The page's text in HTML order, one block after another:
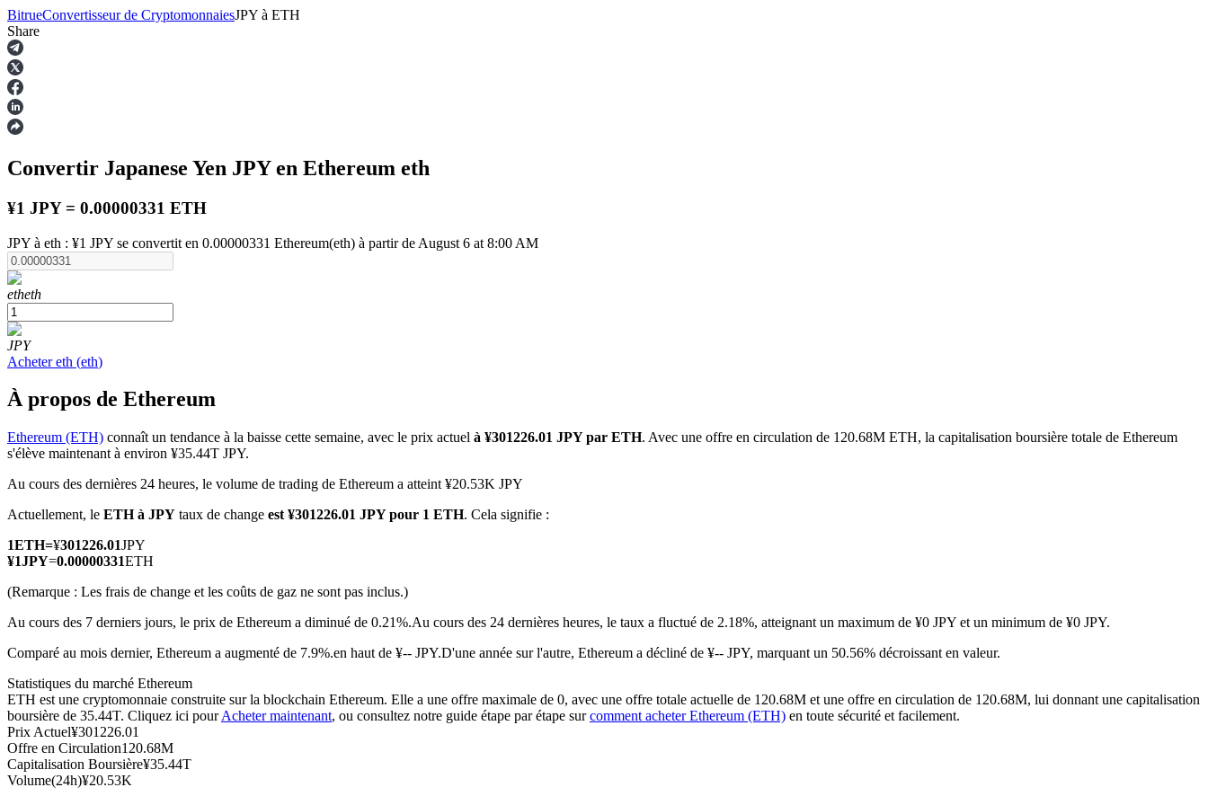
Contrats à terme
Futures USDT
Futures utilisant l'USDT comme garantie
Futures COIN-M
Contrats à terme sur crypto-monnaie
BitrueConvertisseur de CryptomonnaiesJPY à ETH
Share
Convertir Japanese Yen JPYen Ethereum eth
¥1 JPY = 0.00000331 ETH
JPY à eth : ¥1 JPY se convertit en 0.00000331 Ethereum(eth) à partir de August 6 at 8:00 AM
etheth
JPY
Acheter eth (eth)
À propos de Ethereum
Ethereum (ETH) connaît un tendance à la baisse cette semaine, avec le prix actuel à ¥301226.01 JPY par ETH. Avec une offre en circulation de 120.68M ETH, la capitalisation boursière totale de Ethereum
s'élève maintenant à environ ¥35.44T JPY.
Au cours des dernières 24 heures, le volume de trading de Ethereum a atteint ¥20.53K JPY
Actuellement, le ETH à JPY taux de change est ¥301226.01 JPY pour 1 ETH. Cela signifie :
1ETH=¥301226.01JPY
¥1JPY=0.00000331ETH
(Remarque : Les frais de change et les coûts de gaz ne sont pas inclus.)
Au cours des 7 derniers jours, le prix de Ethereum a diminué de 0.21%.Au cours des 24 dernières heures, le taux a fluctué de 2.18%, atteignant un maximum de ¥0 JPY et un minimum de ¥0 JPY.
Comparé au mois dernier, Ethereum a augmenté de 7.9%.en haut de ¥-- JPY.D'une année sur l'autre, Ethereum a décliné de ¥-- JPY, marquant un 50.56% décroissant en valeur.
Statistiques du marché Ethereum
ETH est une cryptomonnaie construite sur la blockchain Ethereum. Elle a une offre maximale de 0, avec une offre totale actuelle de 120.68M et une offre en circulation de 120.68M, lui donnant une capitalisation
boursière de 35.44T. Cliquez ici pourAcheter maintenant, ou consultez notre guide étape par étape surcomment acheter Ethereum (ETH) en toute sécurité et facilement.
Prix Actuel¥301226.01
Offre en Circulation120.68M
Capitalisation Boursière¥35.44T
Volume(24h)¥20.53K